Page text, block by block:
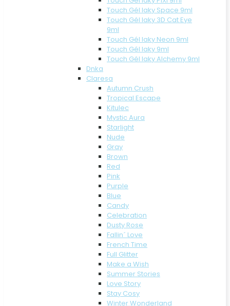
Touch Gél laky Space 9ml
Touch Gél laky 3D Cat Eye
9ml
Touch Gél laky Neon 9ml
Touch Gél laky 9ml
Touch Gél laky Alchemy 9ml
Dnka
Claresa
Autumn Crush
Tropical Escape
Kitulec
Mystic Aura
Starlight
Nude
Gray
Brown
Red
Pink
Purple
Blue
Candy
Celebration
Dusty Rose
Fallin´ Love
French Time
Full Glitter
Make a Wish
Summer Stories
Love Story
Stay Cosy
Winter Wonderland